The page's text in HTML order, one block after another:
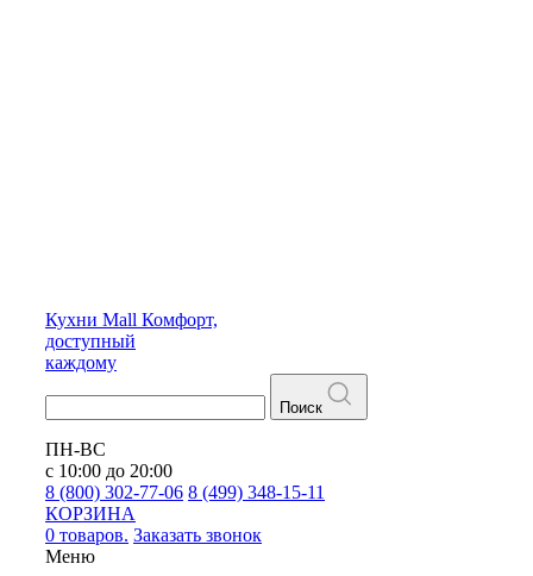
Кухни Mall Комфорт,
доступный
каждому
Поиск
ПН-ВС
с 10:00 до 20:00
8 (800) 302-77-06 8 (499) 348-15-11
КОРЗИНА
0 товаров. Заказать звонок
Меню